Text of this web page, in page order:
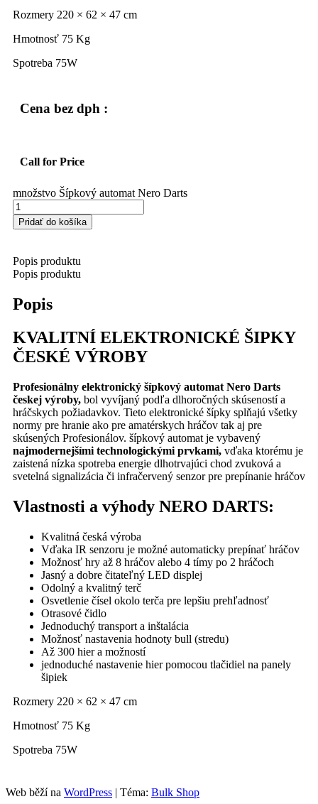
Rozmery 220 × 62 × 47 cm
Hmotnosť 75 Kg
Spotreba 75W
Cena bez dph :
Call for Price
množstvo Šípkový automat Nero Darts
Pridať do košíka
Popis produktu
Popis produktu
Popis
KVALITNÍ ELEKTRONICKÉ ŠIPKY
ČESKÉ VÝROBY
Profesionálny elektronický šípkový automat Nero Darts
českej výroby, bol vyvíjaný podľa dlhoročných skúseností a
hráčskych požiadavkov. Tieto elektronické šípky splňajú všetky
normy pre hranie ako pre amatérskych hráčov tak aj pre
skúsených Profesionálov. šípkový automat je vybavený
najmodernejšími technologickými prvkami, vďaka ktorému je
zaistená nízka spotreba energie dlhotrvajúci chod zvuková a
svetelná signalizácia či infračervený senzor pre prepínanie hráčov
Vlastnosti a výhody NERO DARTS:
Kvalitná česká výroba
Vďaka IR senzoru je možné automaticky prepínať hráčov
Možnosť hry až 8 hráčov alebo 4 tímy po 2 hráčoch
Jasný a dobre čitateľný LED displej
Odolný a kvalitný terč
Osvetlenie čísel okolo terča pre lepšiu prehľadnosť
Otrasové čidlo
Jednoduchý transport a inštalácia
Možnosť nastavenia hodnoty bull (stredu)
Až 300 hier a možností
jednoduché nastavenie hier pomocou tlačidiel na panely
šipiek
Rozmery 220 × 62 × 47 cm
Hmotnosť 75 Kg
Spotreba 75W
Web běží na WordPress | Téma: Bulk Shop